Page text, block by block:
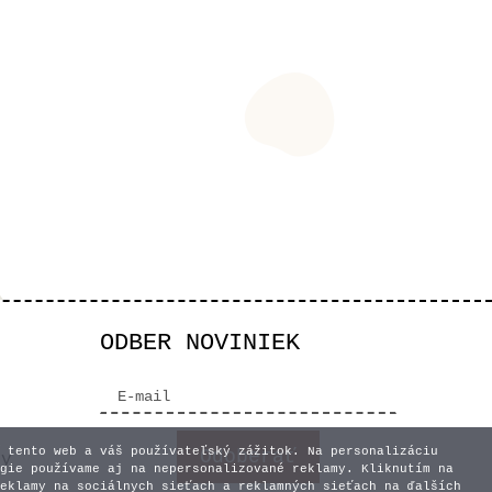
ODBER NOVINIEK
tento web a váš používateľský zážitok. Na personalizáciu
používame aj na nepersonalizované reklamy. Kliknutím na
na sociálnych sieťach a reklamných sieťach na ďalších